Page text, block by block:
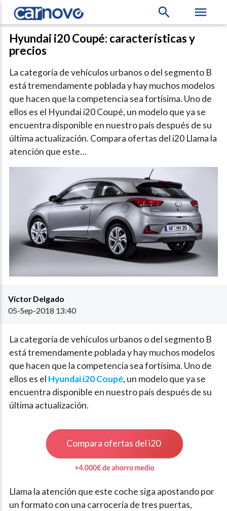
search menu
Hyundai i20 Coupé: características y
precios
La categoría de vehículos urbanos o del segmento B
está tremendamente poblada y hay muchos modelos
que hacen que la competencia sea fortísima. Uno de
ellos es el Hyundai i20 Coupé, un modelo que ya se
encuentra disponible en nuestro país después de su
última actualización. Compara ofertas del i20 Llama la
atención que este…
Víctor Delgado
05-Sep-2018 13:40
La categoría de vehículos urbanos o del segmento B
está tremendamente poblada y hay muchos modelos
que hacen que la competencia sea fortísima. Uno de
ellos es el Hyundai i20 Coupé, un modelo que ya se
encuentra disponible en nuestro país después de su
última actualización.
Compara ofertas del i20
Llama la atención que este coche siga apostando por
un formato con una carrocería de tres puertas,